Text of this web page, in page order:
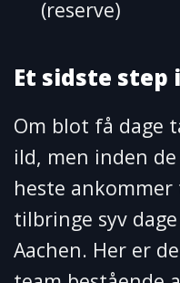
(reserve)
Et sidste step
Om blot få dage
ild, men inden
heste ankommer
tilbringe syv
Aachen. Her er